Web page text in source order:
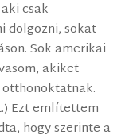
csak
dolgozni, sokat
Sok amerikai
akiket
Ezt említettem
hogy szerinte a